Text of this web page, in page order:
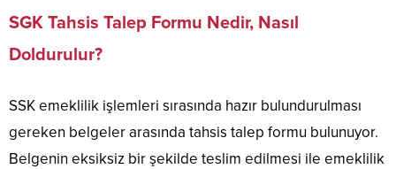
SGK Tahsis Talep Formu Nedir, Nasıl
Doldurulur?
SSK emeklilik işlemleri sırasında hazır bulundurulması
gereken belgeler arasında tahsis talep formu bulunuyor.
Belgenin eksiksiz bir şekilde teslim edilmesi ile emeklilik